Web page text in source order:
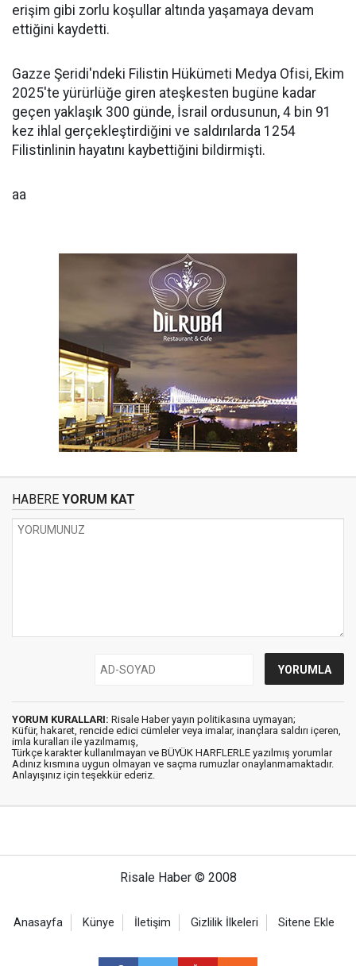
erişim gibi zorlu koşullar altında yaşamaya devam
ettiğini kaydetti.
Gazze Şeridi'ndeki Filistin Hükümeti Medya Ofisi, Ekim
2025'te yürürlüğe giren ateşkesten bugüne kadar
geçen yaklaşık 300 günde, İsrail ordusunun, 4 bin 91
kez ihlal gerçekleştirdiğini ve saldırılarda 1254
Filistinlinin hayatını kaybettiğini bildirmişti.
aa
HABERE YORUM KAT
YORUM KURALLARI: Risale Haber yayın politikasına uymayan;
Küfür, hakaret, rencide edici cümleler veya imalar, inançlara saldırı içeren,
imla kuralları ile yazılmamış,
Türkçe karakter kullanılmayan ve BÜYÜK HARFLERLE yazılmış yorumlar
Adınız kısmına uygun olmayan ve saçma rumuzlar onaylanmamaktadır.
Anlayışınız için teşekkür ederiz.
Risale Haber © 2008
Anasayfa Künye İletişim Gizlilik İlkeleri Sitene Ekle